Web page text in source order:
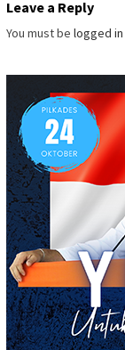
Leave a Reply
You must be logged in